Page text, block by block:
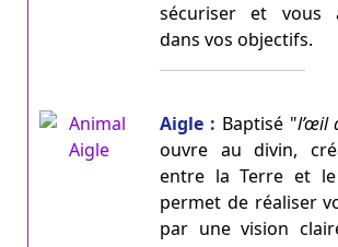
sécuriser et vous
dans vos objectifs.
Aigle : Baptisé "l’œil
ouvre au divin,
entre la Terre et
permet de réaliser
par une vision